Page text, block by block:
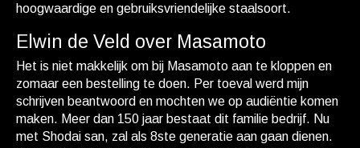
hoogwaardige en gebruiksvriendelijke staalsoort.
Elwin de Veld over Masamoto
Het is niet makkelijk om bij Masamoto aan te kloppen en
zomaar een bestelling te doen. Per toeval werd mijn
schrijven beantwoord en mochten we op audiëntie komen
maken. Meer dan 150 jaar bestaat dit familie bedrijf. Nu
met Shodai san, zal als 8ste generatie aan gaan dienen.